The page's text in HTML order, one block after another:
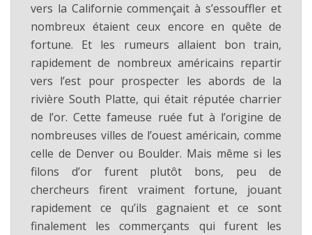
vers la Californie commençait à s’essouffler et
nombreux étaient ceux encore en quête de
fortune. Et les rumeurs allaient bon train,
rapidement de nombreux américains repartir
vers l’est pour prospecter les abords de la
rivière South Platte, qui était réputée charrier
de l’or. Cette fameuse ruée fut à l’origine de
nombreuses villes de l’ouest américain, comme
celle de Denver ou Boulder. Mais même si les
filons d’or furent plutôt bons, peu de
chercheurs firent vraiment fortune, jouant
rapidement ce qu’ils gagnaient et ce sont
finalement les commerçants qui furent les